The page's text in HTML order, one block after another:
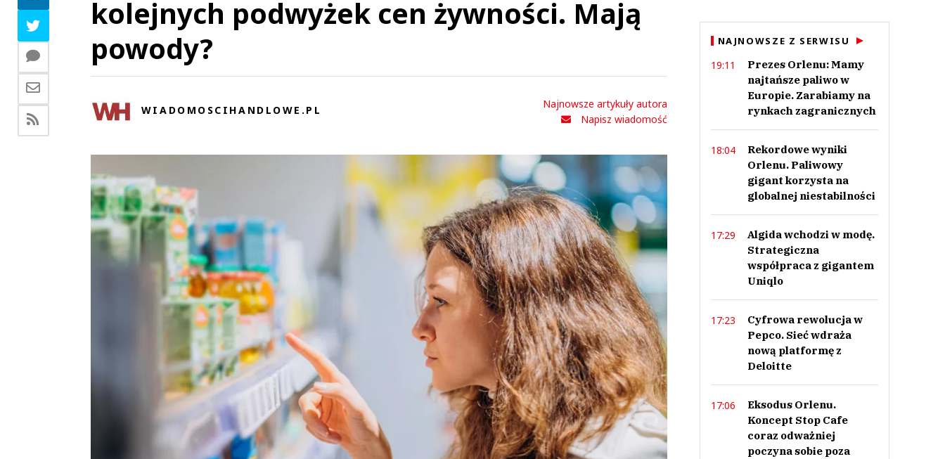
kolejnych podwyżek cen żywności. Mają
powody?
WIADOMOSCIHANDLOWE.PL
Najnowsze artykuły autora
Napisz wiadomość
NAJNOWSZE Z SERWISU
19:11
Prezes Orlenu: Mamy
najtańsze paliwo w
Europie. Zarabiamy na
rynkach zagranicznych
18:04
Rekordowe wyniki
Orlenu. Paliwowy
gigant korzysta na
globalnej niestabilności
17:29
Algida wchodzi w modę.
Strategiczna
współpraca z gigantem
Uniqlo
17:23
Cyfrowa rewolucja w
Pepco. Sieć wdraża
nową platformę z
Deloitte
17:06
Eksodus Orlenu.
Koncept Stop Cafe
coraz odważniej
poczyna sobie poza